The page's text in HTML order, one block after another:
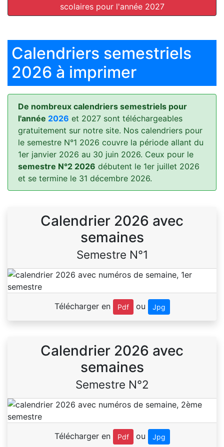
scolaires pour l'année 2027
Calendriers semestriels
2026 à imprimer
De nombreux calendriers semestriels pour
l'année 2026 et 2027 sont téléchargeables
gratuitement sur notre site. Nos calendriers pour
le semestre N°1 2026 couvre la période allant du
1er janvier 2026 au 30 juin 2026. Ceux pour le
semestre N°2 2026 débutent le 1er juillet 2026
et se termine le 31 décembre 2026.
Calendrier 2026 avec
semaines
Semestre N°1
Télécharger en Pdf ou Jpg
Calendrier 2026 avec
semaines
Semestre N°2
Télécharger en Pdf ou Jpg